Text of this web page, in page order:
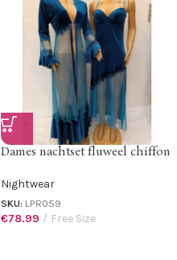
Dames nachtset fluweel chiffon
Nightwear
SKU: LPR059
€78.99 Free Size